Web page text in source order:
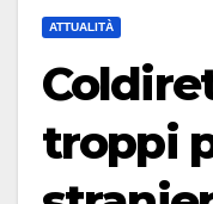
ATTUALITÀ
troppi